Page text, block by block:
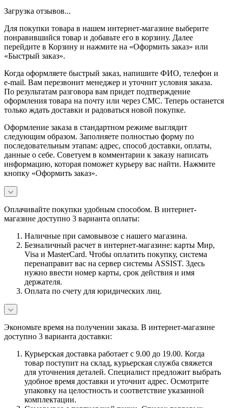
Загрузка отзывов...
Для покупки товара в нашем интернет-магазине выберите
понравившийся товар и добавьте его в корзину. Далее
перейдите в Корзину и нажмите на «Оформить заказ» или
«Быстрый заказ».
Когда оформляете быстрый заказ, напишите ФИО, телефон и
e-mail. Вам перезвонит менеджер и уточнит условия заказа.
По результатам разговора вам придет подтверждение
оформления товара на почту или через СМС. Теперь останется
только ждать доставки и радоваться новой покупке.
Оформление заказа в стандартном режиме выглядит
следующим образом. Заполняете полностью форму по
последовательным этапам: адрес, способ доставки, оплаты,
данные о себе. Советуем в комментарии к заказу написать
информацию, которая поможет курьеру вас найти. Нажмите
кнопку «Оформить заказ».
Оплачивайте покупки удобным способом. В интернет-
магазине доступно 3 варианта оплаты:
Наличные при самовывозе с нашего магазина.
Безналичный расчет в интернет-магазине: карты Мир,
Visa и MasterCard. Чтобы оплатить покупку, система
перенаправит вас на сервер системы ASSIST. Здесь
нужно ввести номер карты, срок действия и имя
держателя.
Оплата по счету для юридических лиц.
Экономьте время на получении заказа. В интернет-магазине
доступно 3 варианта доставки:
Курьерская доставка работает с 9.00 до 19.00. Когда
товар поступит на склад, курьерская служба свяжется
для уточнения деталей. Специалист предложит выбрать
удобное время доставки и уточнит адрес. Осмотрите
упаковку на целостность и соответствие указанной
комплектации.